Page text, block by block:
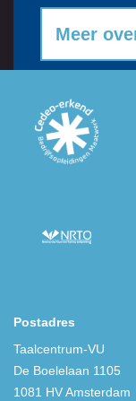
Meer
Postadres
Taalcentrum-VU
De Boelelaan 1105
1081 HV Amsterdam